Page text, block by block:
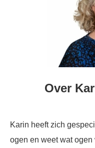
Over
Karin heeft zich
ogen en weet wat